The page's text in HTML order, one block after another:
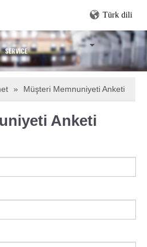
Türk dili
» Müşteri Memnuniyeti Anketi
Anketi